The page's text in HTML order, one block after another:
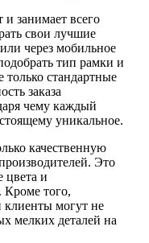
и занимает всего
свои лучшие
через мобильное
тип рамки и
стандартные
заказа
чему каждый
уникальное.
качественную
Это
цвета и
Кроме того,
клиенты могут не
мелких деталей на